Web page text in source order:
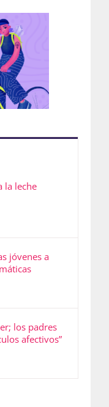
la leche
jóvenes a
los padres
afectivos”